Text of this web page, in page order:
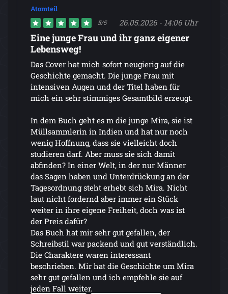
Atomteil
5/5 26.05.2026 - 14:06 Uhr
Eine junge Frau und ihr ganz eigener
Lebensweg!
Das Cover hat mich sofort neugierig auf die
Geschichte gemacht. Die junge Frau mit
intensiven Augen und der Titel haben für
mich ein sehr stimmiges Gesamtbild erzeugt.
In dem Buch geht es m die junge Mira, sie ist
Müllsammlerin in Indien und hat nur noch
wenig Hoffnung, dass sie vielleicht doch
studieren darf. Aber muss sie sich damit
abfinden? In einer Welt, in der nur Männer
das Sagen haben und Unterdrückung an der
Tagesordnung steht erhebt sich Mira. Nicht
laut nicht fordernd aber immer ein Stück
weiter in ihre eigene Freiheit, doch was ist
der Preis dafür?
Das Buch hat mir sehr gut gefallen, der
Schreibstil war packend und gut verständlich.
Die Charaktere waren interessant
beschrieben. Mir hat die Geschichte um Mira
sehr gut gefallen und ich empfehle sie auf
jeden Fall weiter.